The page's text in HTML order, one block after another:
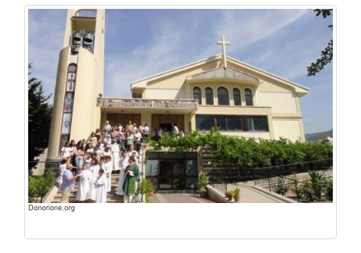
Donorione.org